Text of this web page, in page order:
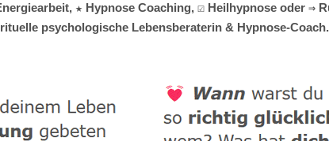
★ Hypnose Coaching, ☑️ Heilhypnose oder ⇒
psychologische Lebensberaterin & Hypnose-